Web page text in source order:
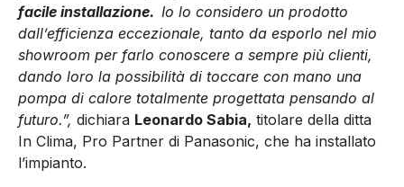
facile installazione. Io lo considero un prodotto
dall’efficienza eccezionale, tanto da esporlo nel mio
showroom per farlo conoscere a sempre più clienti,
dando loro la possibilità di toccare con mano una
pompa di calore totalmente progettata pensando al
futuro.”, dichiara Leonardo Sabia, titolare della ditta
In Clima, Pro Partner di Panasonic, che ha installato
l’impianto.